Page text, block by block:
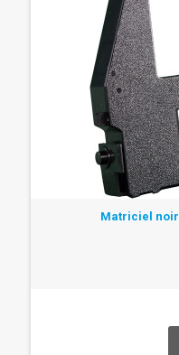
Matriciel noir